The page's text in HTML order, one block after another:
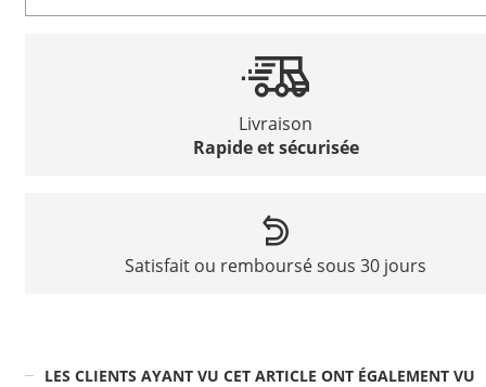
Livraison
Rapide et sécurisée
Satisfait ou remboursé sous 30 jours
LES CLIENTS AYANT VU CET ARTICLE ONT ÉGALEMENT VU